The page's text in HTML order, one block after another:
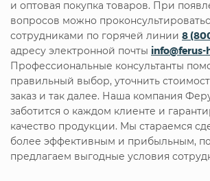
и оптовая покупка товаров. При
вопросов можно
сотрудниками по горячей линии 8
адресу электронной почты info@ferus-
Профессиональные консультанты
правильный выбор, уточнить
заказ и так далее. Наша компания
заботится о каждом клиенте и
качество продукции. Мы стараемся
более эффективным и прибыльным,
предлагаем выгодные условия